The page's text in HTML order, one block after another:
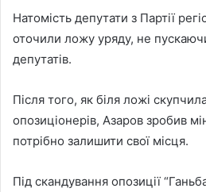
Натомість депутати з Партії
оточили ложу уряду, не
депутатів.
Після того, як біля ложі
опозиціонерів, Азаров зробив
потрібно залишити свої місця.
Під скандування опозиції